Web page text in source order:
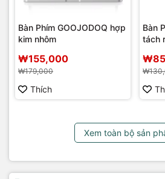
Bàn Phím GOOJODOQ hợp
kim nhôm
₩155,000
₩179,000
Thích
Bàn
tách
Xem toàn bộ sản